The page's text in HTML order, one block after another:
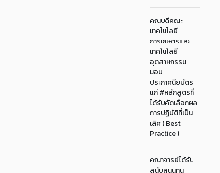
คณบดีคณะ
เทคโนโลยี
การเกษตรและ
เทคโนโลยี
อุตสาหกรรม
มอบ
ประกาศนียบัตร
แก่ #หลักสูตรที่
ได้รับคัดเลือกผล
การปฏิบัติที่เป็น
เลิศ ( Best
Practice )
คณาจารย์ได้รับ
สนับสนุนทุน